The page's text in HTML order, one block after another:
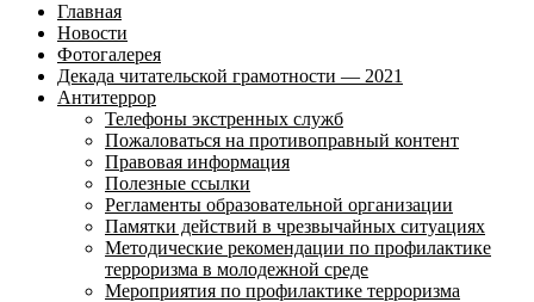
Главная
Новости
Фотогалерея
Декада читательской грамотности — 2021
Антитеррор
Телефоны экстренных служб
Пожаловаться на противоправный контент
Правовая информация
Полезные ссылки
Регламенты образовательной организации
Памятки действий в чрезвычайных ситуациях
Методические рекомендации по профилактике
терроризма в молодежной среде
Мероприятия по профилактике терроризма